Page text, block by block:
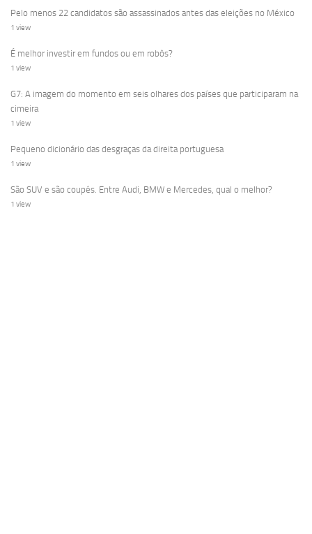
Pelo menos 22 candidatos são assassinados antes das eleições no México
1 view
É melhor investir em fundos ou em robôs?
1 view
G7: A imagem do momento em seis olhares dos países que participaram na
cimeira
1 view
Pequeno dicionário das desgraças da direita portuguesa
1 view
São SUV e são coupés. Entre Audi, BMW e Mercedes, qual o melhor?
1 view